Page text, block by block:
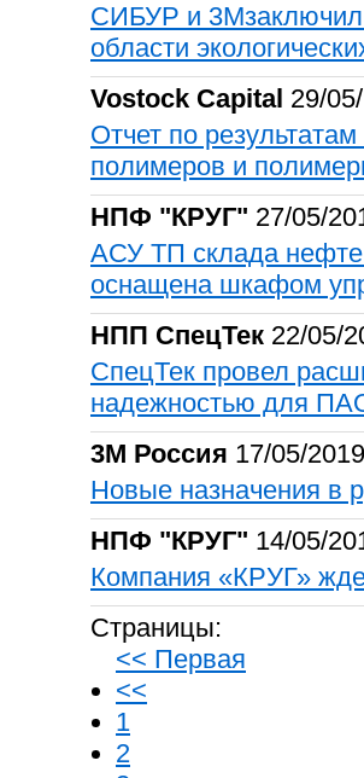
СИБУР и
области
Vostock Capital 29/
Отчет по
полимеров и
НПФ "КРУГ" 27/05/
АСУ ТП склада
оснащена шкафом
НПП СпецТек 22/05/
СпецТек провел
надежностью для
3М Россия 17/05/2019
Новые назначения в
НПФ "КРУГ" 14/05/
Компания «КРУГ»
Страницы:
<< Первая
<<
1
2